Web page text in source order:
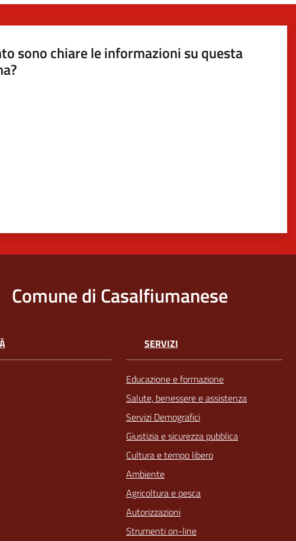
sono chiare le informazioni su questa
Comune di Casalfiumanese
SERVIZI
Educazione e formazione
Salute, benessere e assistenza
Servizi Demografici
Giustizia e sicurezza pubblica
Cultura e tempo libero
Ambiente
Agricoltura e pesca
Autorizzazioni
Strumenti on-line